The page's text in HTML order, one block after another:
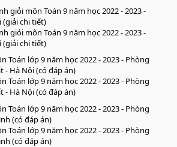
giỏi môn Toán 9 năm học 2022 - 2023 -
(giải chi tiết)
giỏi môn Toán 9 năm học 2022 - 2023 -
(giải chi tiết)
Toán lớp 9 năm học 2022 - 2023 - Phòng
- Hà Nội (có đáp án)
Toán lớp 9 năm học 2022 - 2023 - Phòng
- Hà Nội (có đáp án)
Toán lớp 9 năm học 2022 - 2023 - Phòng
(có đáp án)
Toán lớp 9 năm học 2022 - 2023 - Phòng
(có đáp án)